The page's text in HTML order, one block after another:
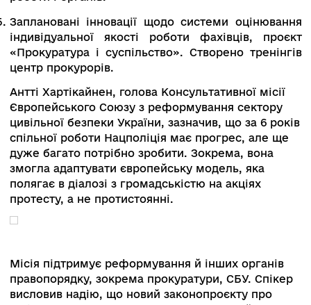
Андрій Осадчук також наголосив, що комітет
намагається забезпечити парламентський
контроль.
Олексій Бонюк, начальник Департаменту
кримінально-правової політики та захисту
інвестицій Офісу Генерального прокурора,
наголосив, що розвиток органів прокуратури
спирається на згадані три передумови.
Трансформація триває, зокрема атестація
прокурорів місцевих прокуратур.
Прокуратура майже повністю
кадри: ключові фахівці переатестовані, всі
перепризначені. Процес атестації